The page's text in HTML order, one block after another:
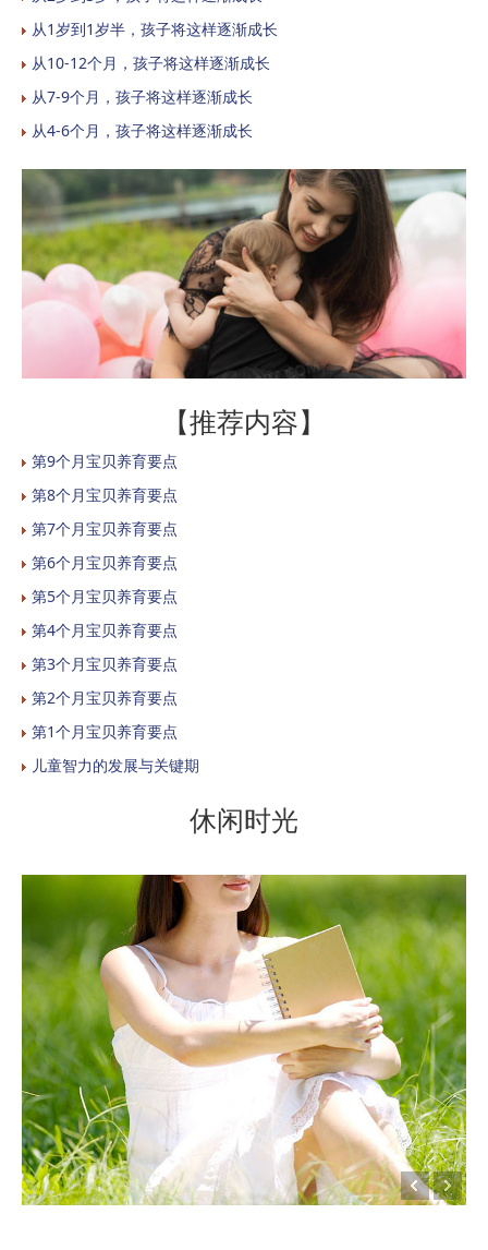
从1岁到1岁半，孩子将这样逐渐成长
从10-12个月，孩子将这样逐渐成长
从7-9个月，孩子将这样逐渐成长
从4-6个月，孩子将这样逐渐成长
【推荐内容】
第9个月宝贝养育要点
第8个月宝贝养育要点
第7个月宝贝养育要点
第6个月宝贝养育要点
第5个月宝贝养育要点
第4个月宝贝养育要点
第3个月宝贝养育要点
第2个月宝贝养育要点
第1个月宝贝养育要点
儿童智力的发展与关键期
休闲时光